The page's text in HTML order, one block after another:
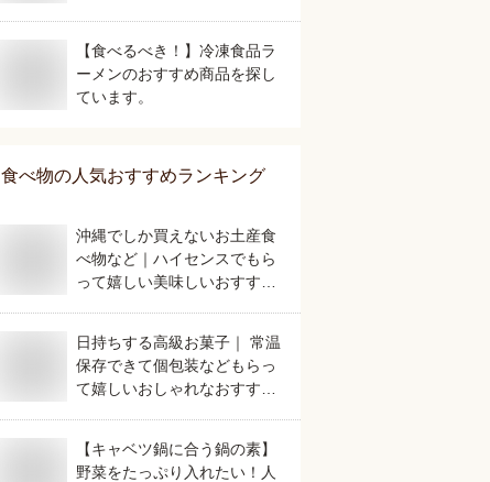
【食べるべき！】冷凍食品ラ
ーメンのおすすめ商品を探し
ています。
食べ物の人気おすすめランキング
沖縄でしか買えないお土産食
べ物など｜ハイセンスでもら
って嬉しい美味しいおすすめ
日持ちする高級お菓子｜ 常温
保存できて個包装などもらっ
て嬉しいおしゃれなおすすめ
【キャベツ鍋に合う鍋の素】
野菜をたっぷり入れたい！人